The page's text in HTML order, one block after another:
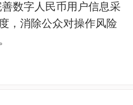
数字人民币用户信息采
，消除公众对操作风险